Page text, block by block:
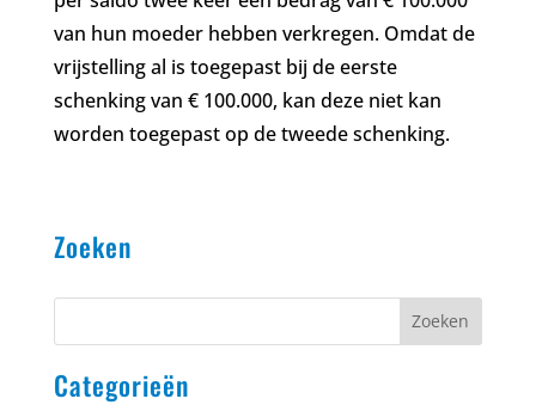
van hun moeder hebben verkregen. Omdat de
vrijstelling al is toegepast bij de eerste
schenking van € 100.000, kan deze niet kan
worden toegepast op de tweede schenking.
Zoeken
Zoeken
Categorieën